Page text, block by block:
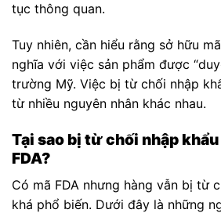
tục thông quan.
Tuy nhiên, cần hiểu rằng sở hữu
nghĩa với việc sản phẩm được
trường Mỹ. Việc bị từ chối nhập
từ nhiều nguyên nhân khác nhau.
Tại sao bị từ chối nhập khẩu
FDA?
Có mã FDA nhưng hàng vẫn bị từ
khá phổ biến. Dưới đây là những